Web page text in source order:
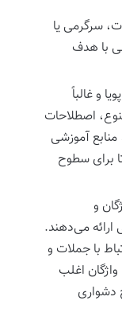
سرگرمی یا
با هدف
و غالباً
اصطلاحات
آموزشی
برای سطوح
و
می‌دهند.
با جملات و
اغلب